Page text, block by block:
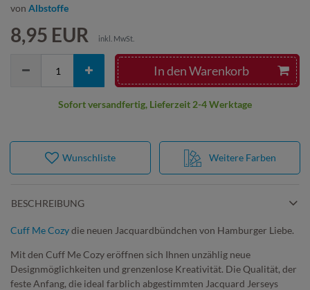
von Albstoffe
8,95 EUR inkl. MwSt.
In den Warenkorb
Sofort versandfertig, Lieferzeit 2-4 Werktage
Weitere Farben
Wunschliste
BESCHREIBUNG
Cuff Me Cozydie neuen Jacquardbündchen von Hamburger Liebe.
Mit den Cuff Me Cozy eröffnen sich Ihnen unzählig neue
Designmöglichkeiten und grenzenlose Kreativität. Die Qualität, der
feste Anfang, die ideal farblich abgestimmten Jacquard Jerseys